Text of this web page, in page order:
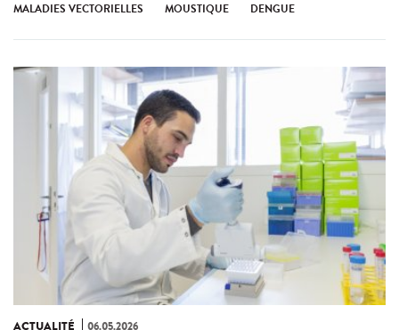
MALADIES VECTORIELLES MOUSTIQUE DENGUE
ACTUALITÉ 06.05.2026